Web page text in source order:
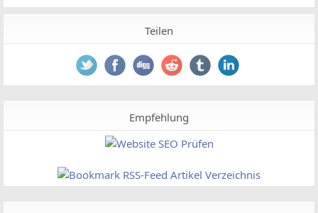
Teilen
Empfehlung